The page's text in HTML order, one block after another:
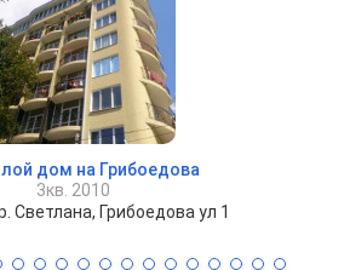
дом на Грибоедова
3кв. 2010
Светлана, Грибоедова ул 1